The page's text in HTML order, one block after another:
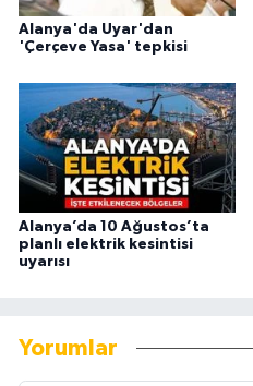
Alanya'da Uyar'dan
'Çerçeve Yasa' tepkisi
Alanya’da 10 Ağustos’ta
planlı elektrik kesintisi
uyarısı
Yorumlar